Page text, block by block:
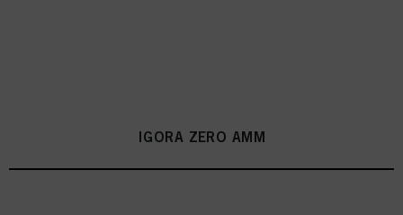
IGORA ZERO AMM